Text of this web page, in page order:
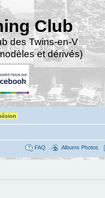
Club
des Twins-en-V
et dérivés)
FAQ Albums Photos